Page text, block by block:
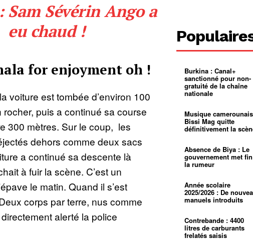
Sam Sévérin Ango a
eu chaud !
for enjoyment oh !
voiture est tombée d’environ 100
puis a continué sa course
300 mètres. Sur le coup, les
dehors comme deux sacs
a continué sa descente là
à fuir la scène. C’est un
le matin. Quand il s’est
corps par terre, nus comme
alerté la police
400 000
pasteur
L’État
d’or
Entre
mentale
01:12
à
mettra-
au
01:12
Alexis
Mouelle
dernier
voyage
01:22
Burkina : Canal+
sanctionné pour non-
gratuité de la chaîne
nationale
Musique
Bissi Mag quitte
définitivement la
Absence de Biya : Le
gouvernement met
la rumeur
Année scolaire
2025/2026 : De
manuels introduits
Contrebande : 4400
litres de carburants
frelatés saisis